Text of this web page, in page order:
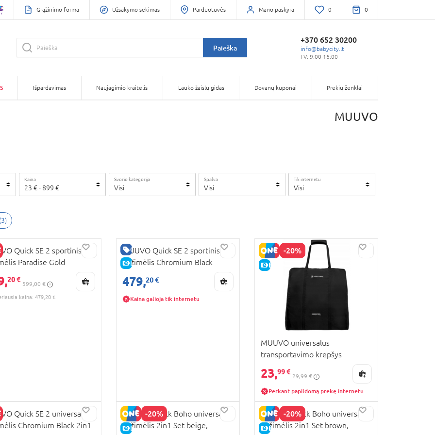
Grąžinimo forma Užsakymo sekimas Parduotuvės Mano paskyra 0 0
Paieška
+370 652 30200
info@babycity.lt
I-V: 9:00-16:00
Išpardavimas Naujagimio kraitelis Lauko žaislų gidas Dovanų kuponai Prekių ženklai
MUUVO
Kaina
23 €- 899 €
Svorio kategorija
Visi
Spalva
Visi
Tik internetu
Visi
(3)
KAINA
Quick SE 2 sportinis
Paradise Gold
W-PARADISE-GOLD
20 €
599,00 €
kaina: 479,20 €
GERA KAINA
E-KAINA
MUUVO Quick SE 2 sportinis
vežimėlis Chromium Black
BLACK
479,20 €
Kaina galioja tik internetu
-20%
E-KAINA
MUUVO universalus
transportavimo krepšys
STROLLER, juodas, M-TORBA-
UNIW
23,99 €
29,99 €
Perkant papildomą prekę internetu
KAINA
Quick SE 2 universalus
Chromium Black 2in1
-20%
E-KAINA
MUUVO Quick Boho universalus
vežimėlis 2in1 Set beige,
-20%
E-KAINA
MUUVO Quick Boho universalus
vežimėlis 2in1 Set brown,